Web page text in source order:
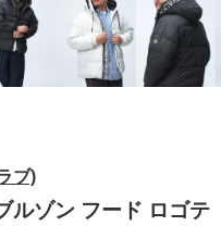
ブ)
ルゾン フード ロゴテ